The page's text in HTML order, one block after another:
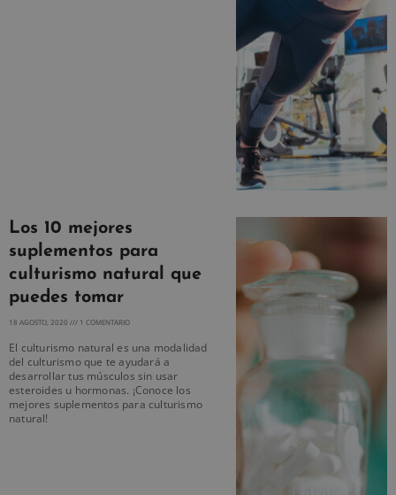
Los 10 mejores
suplementos para
culturismo natural que
puedes tomar
18 AGOSTO, 2020 1 COMENTARIO
El culturismo natural es una modalidad
del culturismo que te ayudará a
desarrollar tus músculos sin usar
esteroides u hormonas. ¡Conoce los
mejores suplementos para culturismo
natural!